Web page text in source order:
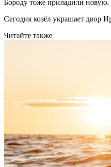
Бороду тоже приладили новую.
Сегодня козёл украшает двор
Читайте также